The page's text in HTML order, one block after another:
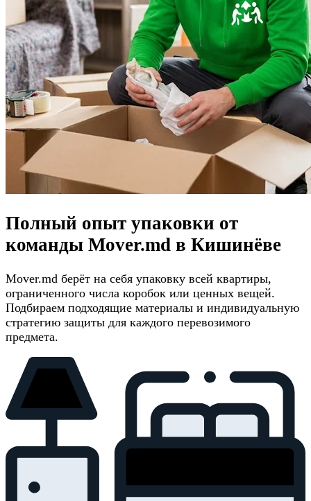
Полный опыт упаковки от
команды Mover.md в Кишинёве
Mover.md берёт на себя упаковку всей квартиры,
ограниченного числа коробок или ценных вещей.
Подбираем подходящие материалы и индивидуальную
стратегию защиты для каждого перевозимого
предмета.